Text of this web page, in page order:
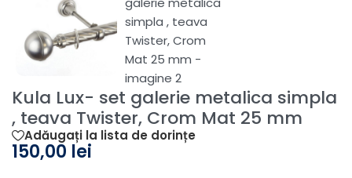
Kula Lux- set galerie metalica simpla
, teava Twister, Crom Mat 25 mm
Adăugați la lista de dorințe
150,00 lei